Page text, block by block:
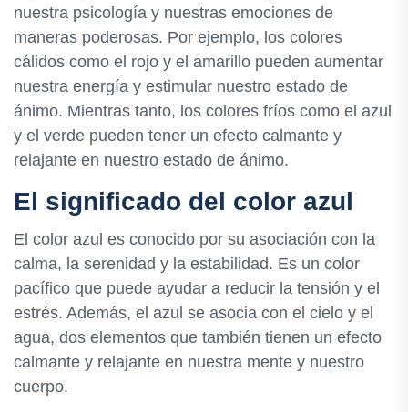
nuestra psicología y nuestras emociones de
maneras poderosas. Por ejemplo, los colores
cálidos como el rojo y el amarillo pueden aumentar
nuestra energía y estimular nuestro estado de
ánimo. Mientras tanto, los colores fríos como el azul
y el verde pueden tener un efecto calmante y
relajante en nuestro estado de ánimo.
El significado del color azul
El color azul es conocido por su asociación con la
calma, la serenidad y la estabilidad. Es un color
pacífico que puede ayudar a reducir la tensión y el
estrés. Además, el azul se asocia con el cielo y el
agua, dos elementos que también tienen un efecto
calmante y relajante en nuestra mente y nuestro
cuerpo.